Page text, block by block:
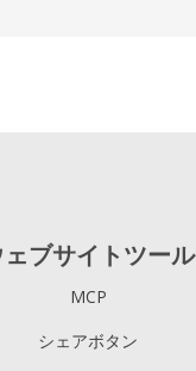
ェブサイトツール
MCP
シェアボタン